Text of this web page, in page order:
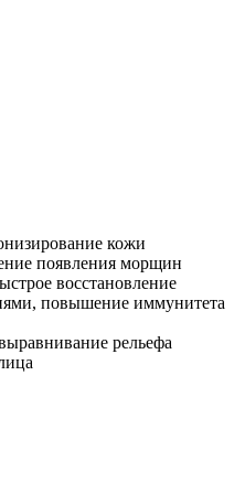
кожи
появления морщин
восстановление
повышение иммунитета
рельефа